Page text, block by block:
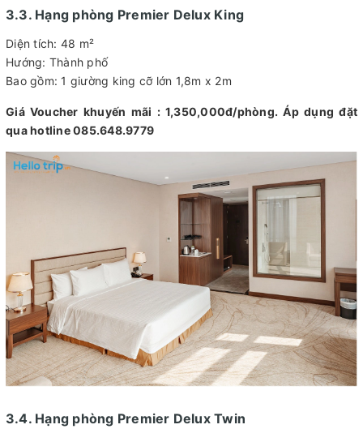
3.3. Hạng phòng Premier Delux King
Diện tích: 48 m²
Hướng: Thành phố
Bao gồm: 1 giường king cỡ lớn 1,8m x 2m
Giá Voucher khuyến mãi : 1,350,000đ/phòng. Áp dụng đặt
qua hotline 085.648.9779
3.4. Hạng phòng Premier Delux Twin